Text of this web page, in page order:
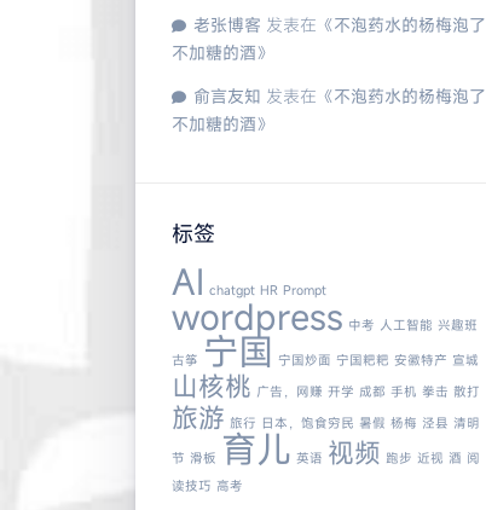
老张博客 发表在《不泡药水的杨梅泡了
不加糖的酒》
俞言友知 发表在《不泡药水的杨梅泡了
不加糖的酒》
标签
AI chatgpt HR Prompt
wordpress 中考 人工智能 兴趣班
古筝 宁国 宁国炒面 宁国粑粑 安徽特产 宣城
山核桃 广告，网赚 开学 成都 手机 拳击 散打
旅游 旅行 日本，饱食穷民 暑假 杨梅 泾县 清明
节 滑板 育儿 英语 视频 跑步 近视 酒 阅
读技巧 高考